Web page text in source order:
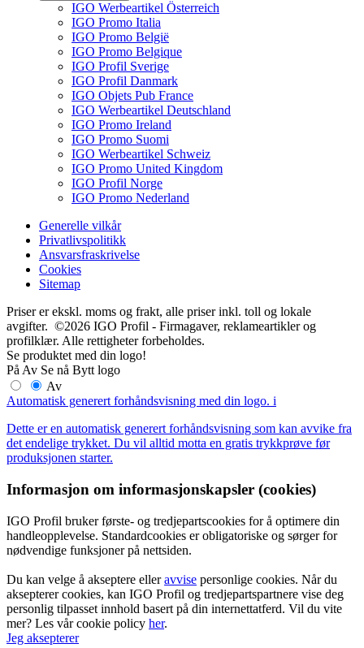
IGO Werbeartikel Österreich
IGO Promo Italia
IGO Promo België
IGO Promo Belgique
IGO Profil Sverige
IGO Profil Danmark
IGO Objets Pub France
IGO Werbeartikel Deutschland
IGO Promo Ireland
IGO Promo Suomi
IGO Werbeartikel Schweiz
IGO Promo United Kingdom
IGO Profil Norge
IGO Promo Nederland
Generelle vilkår
Privatlivspolitikk
Ansvarsfraskrivelse
Cookies
Sitemap
Priser er ekskl. moms og frakt, alle priser inkl. toll og lokale
avgifter. ©2026 IGO Profil - Firmagaver, reklameartikler og
profilklær. Alle rettigheter forbeholdes.
Se produktet med din logo!
PåAv Se nå Bytt logo
Av
Automatisk generert forhåndsvisning med din logo. i
Dette er en automatisk generert forhåndsvisning som kan avvike fra
det endelige trykket. Du vil alltid motta en gratis trykkprøve før
produksjonen starter.
Informasjon om informasjonskapsler (cookies)
IGO Profil bruker første- og tredjepartscookies for å optimere din
handleopplevelse. Standardcookies er obligatoriske og sørger for
nødvendige funksjoner på nettsiden.
Du kan velge å akseptere elleravvise personlige cookies. Når du
aksepterer cookies, kan IGO Profil og tredjepartspartnere vise deg
personlig tilpasset innhold basert på din internettatferd. Vil du vite
mer? Les vår cookie policy her.
Jeg aksepterer